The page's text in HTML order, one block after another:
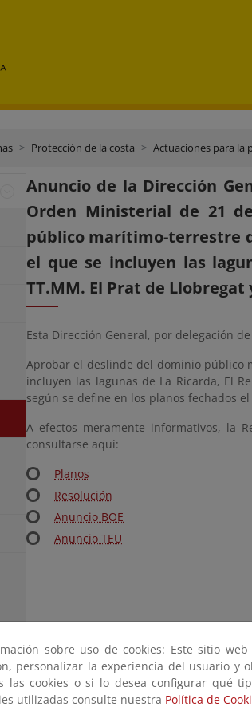
Protección de la costa Actuaciones para la
Anuncio de la Dirección
Orden Ministerial de 21
público marítimo-terrestre
el que se incluyen las
TT.MM. El Prat de Llobregat
Esta Dirección General, por delegación
Aprobar el deslinde del dominio público
incluyen las lagunas de La Ricarda, El
según se define en los planos fechados
A efectos meramente informativos, la
consultarse aquí:
Planos
Resolución
Anuncio BOE
Anuncio TEU
sobre uso de cookies: Este sitio
personalizar la experiencia del usuario y
las cookies o si lo desea configurar qué
utilizadas consulte nuestra Política de